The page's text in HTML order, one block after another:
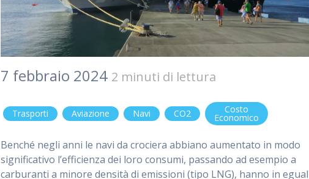
7 febbraio 2024 2 minuti di lettura
Trasporti Aviazione Navi CO2 Costo
Economico
Benché negli anni le navi da crociera abbiano aumentato in modo
significativo l’efficienza dei loro consumi, passando ad esempio a
carburanti a minore densità di emissioni (tipo LNG), hanno in egual